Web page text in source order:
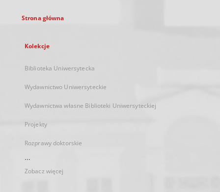
Strona główna
Kolekcje
Biblioteka Uniwersytecka
Wydawnictwo Uniwersyteckie
Wydawnictwa własne Biblioteki Uniwersyteckiej
Projekty
Rozprawy doktorskie
...
Zobacz więcej